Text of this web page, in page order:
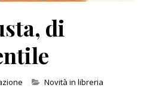
di
Categories
Novità in libreria